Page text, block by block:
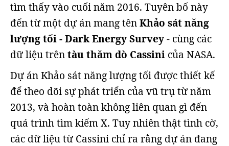
tìm thấy vào cuối năm 2016. Tuyên bố này
đến từ một dự án mang tênKhảo sát năng
lượng tối - Dark Energy Survey- cùng các
dữ liệu trêntàu thăm dò Cassini của NASA.
Dự án Khảo sát năng lượng tối được thiết kế
để theo dõi sự phát triển của vũ trụ từ năm
2013, và hoàn toàn không liên quan gì đến
quá trình tìm kiếm X. Tuy nhiên thật tình cờ,
các dữ liệu từ Cassini chỉ ra rằng dự án đang